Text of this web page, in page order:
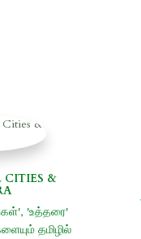
CITIES &
'உத்தரை'
தமிழில்